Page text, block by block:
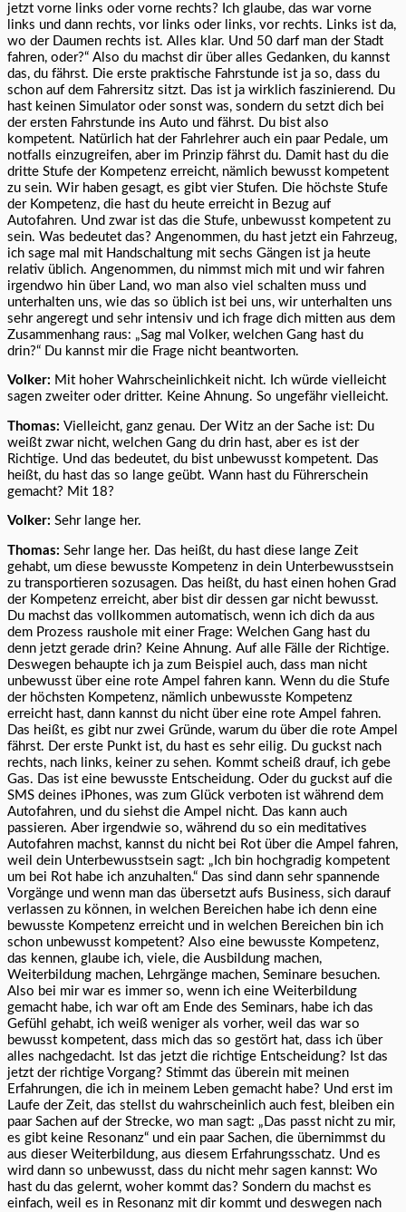
jetzt vorne links oder vorne rechts? Ich glaube, das war vorne
links und dann rechts, vor links oder links, vor rechts. Links ist da,
wo der Daumen rechts ist. Alles klar. Und 50 darf man der Stadt
fahren, oder?“ Also du machst dir über alles Gedanken, du kannst
das, du fährst. Die erste praktische Fahrstunde ist ja so, dass du
schon auf dem Fahrersitz sitzt. Das ist ja wirklich faszinierend. Du
hast keinen Simulator oder sonst was, sondern du setzt dich bei
der ersten Fahrstunde ins Auto und fährst. Du bist also
kompetent. Natürlich hat der Fahrlehrer auch ein paar Pedale, um
notfalls einzugreifen, aber im Prinzip fährst du. Damit hast du die
dritte Stufe der Kompetenz erreicht, nämlich bewusst kompetent
zu sein. Wir haben gesagt, es gibt vier Stufen. Die höchste Stufe
der Kompetenz, die hast du heute erreicht in Bezug auf
Autofahren. Und zwar ist das die Stufe, unbewusst kompetent zu
sein. Was bedeutet das? Angenommen, du hast jetzt ein Fahrzeug,
ich sage mal mit Handschaltung mit sechs Gängen ist ja heute
relativ üblich. Angenommen, du nimmst mich mit und wir fahren
irgendwo hin über Land, wo man also viel schalten muss und
unterhalten uns, wie das so üblich ist bei uns, wir unterhalten uns
sehr angeregt und sehr intensiv und ich frage dich mitten aus dem
Zusammenhang raus: „Sag mal Volker, welchen Gang hast du
drin?“ Du kannst mir die Frage nicht beantworten.
Volker: Mit hoher Wahrscheinlichkeit nicht. Ich würde vielleicht
sagen zweiter oder dritter. Keine Ahnung. So ungefähr vielleicht.
Thomas: Vielleicht, ganz genau. Der Witz an der Sache ist: Du
weißt zwar nicht, welchen Gang du drin hast, aber es ist der
Richtige. Und das bedeutet, du bist unbewusst kompetent. Das
heißt, du hast das so lange geübt. Wann hast du Führerschein
gemacht? Mit 18?
Volker: Sehr lange her.
Thomas: Sehr lange her. Das heißt, du hast diese lange Zeit
gehabt, um diese bewusste Kompetenz in dein Unterbewusstsein
zu transportieren sozusagen. Das heißt, du hast einen hohen Grad
der Kompetenz erreicht, aber bist dir dessen gar nicht bewusst.
Du machst das vollkommen automatisch, wenn ich dich da aus
dem Prozess raushole mit einer Frage: Welchen Gang hast du
denn jetzt gerade drin? Keine Ahnung. Auf alle Fälle der Richtige.
Deswegen behaupte ich ja zum Beispiel auch, dass man nicht
unbewusst über eine rote Ampel fahren kann. Wenn du die Stufe
der höchsten Kompetenz, nämlich unbewusste Kompetenz
erreicht hast, dann kannst du nicht über eine rote Ampel fahren.
Das heißt, es gibt nur zwei Gründe, warum du über die rote Ampel
fährst. Der erste Punkt ist, du hast es sehr eilig. Du guckst nach
rechts, nach links, keiner zu sehen. Kommt scheiß drauf, ich gebe
Gas. Das ist eine bewusste Entscheidung. Oder du guckst auf die
SMS deines iPhones, was zum Glück verboten ist während dem
Autofahren, und du siehst die Ampel nicht. Das kann auch
passieren. Aber irgendwie so, während du so ein meditatives
Autofahren machst, kannst du nicht bei Rot über die Ampel fahren,
weil dein Unterbewusstsein sagt: „Ich bin hochgradig kompetent
um bei Rot habe ich anzuhalten.“ Das sind dann sehr spannende
Vorgänge und wenn man das übersetzt aufs Business, sich darauf
verlassen zu können, in welchen Bereichen habe ich denn eine
bewusste Kompetenz erreicht und in welchen Bereichen bin ich
schon unbewusst kompetent? Also eine bewusste Kompetenz,
das kennen, glaube ich, viele, die Ausbildung machen,
Weiterbildung machen, Lehrgänge machen, Seminare besuchen.
Also bei mir war es immer so, wenn ich eine Weiterbildung
gemacht habe, ich war oft am Ende des Seminars, habe ich das
Gefühl gehabt, ich weiß weniger als vorher, weil das war so
bewusst kompetent, dass mich das so gestört hat, dass ich über
alles nachgedacht. Ist das jetzt die richtige Entscheidung? Ist das
jetzt der richtige Vorgang? Stimmt das überein mit meinen
Erfahrungen, die ich in meinem Leben gemacht habe? Und erst im
Laufe der Zeit, das stellst du wahrscheinlich auch fest, bleiben ein
paar Sachen auf der Strecke, wo man sagt: „Das passt nicht zu mir,
es gibt keine Resonanz“ und ein paar Sachen, die übernimmst du
aus dieser Weiterbildung, aus diesem Erfahrungsschatz. Und es
wird dann so unbewusst, dass du nicht mehr sagen kannst: Wo
hast du das gelernt, woher kommt das? Sondern du machst es
einfach, weil es in Resonanz mit dir kommt und deswegen nach